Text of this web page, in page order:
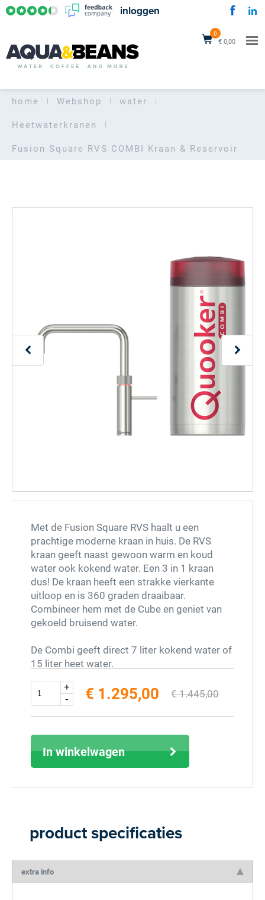
0
€ 0,00
inloggen
home Webshop
water
Heetwaterkranen
Fusion Square RVS COMBI Kraan & Reservoir
Met de Fusion Square RVS haalt u een
prachtige moderne kraan in huis. De RVS
kraan geeft naast gewoon warm en koud
water ook kokend water. Een 3 in 1 kraan
dus! De kraan heeft een strakke vierkante
uitloop en is 360 graden draaibaar.
Combineer hem met de Cube en geniet van
gekoeld bruisend water.
De Combi geeft direct 7 liter kokend water of
15 liter heet water.
Extra info
+
-
€ 1.295,00 € 1.445,00
In winkelwagen
product specificaties
extra info